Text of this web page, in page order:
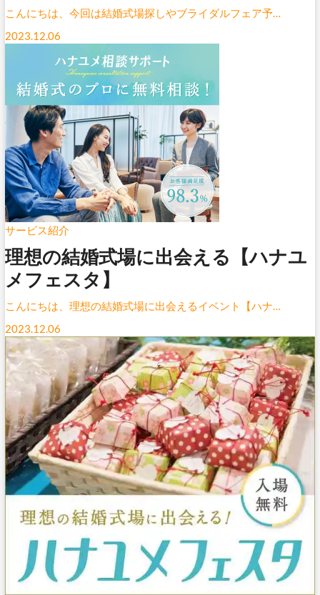
こんにちは、今回は結婚式場探しやブライダルフェア予…
2023.12.06
サービス紹介
理想の結婚式場に出会える【ハナユ
メフェスタ】
こんにちは、理想の結婚式場に出会えるイベント【ハナ…
2023.12.06